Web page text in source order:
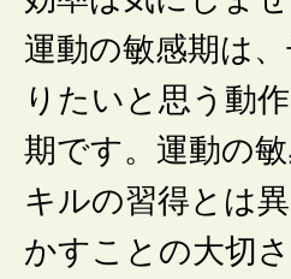
運動の敏感期は
りたいと思う動
期です。運動の
キルの習得とは
かすことの大切